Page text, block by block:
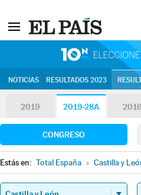
NOTICIAS RESULTADOS 2023
2019 2019-28A 2016
CONGRESO
Estás en: Total España » Castilla y